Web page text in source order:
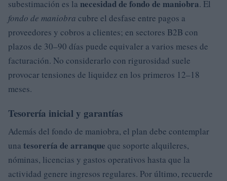
subestimación es la necesidad de fondo de maniobra. El
fondo de maniobra cubre el desfase entre pagos a
proveedores y cobros a clientes; en sectores B2B con
plazos de 30–90 días puede equivaler a varios meses de
facturación. No considerarlo con rigurosidad suele
provocar tensiones de liquidez en los primeros 12–18
meses.
Tesorería inicial y garantías
Además del fondo de maniobra, el plan debe contemplar
una tesorería de arranque que soporte alquileres,
nóminas, licencias y gastos operativos hasta que la
actividad genere ingresos regulares. Por último, recuerde